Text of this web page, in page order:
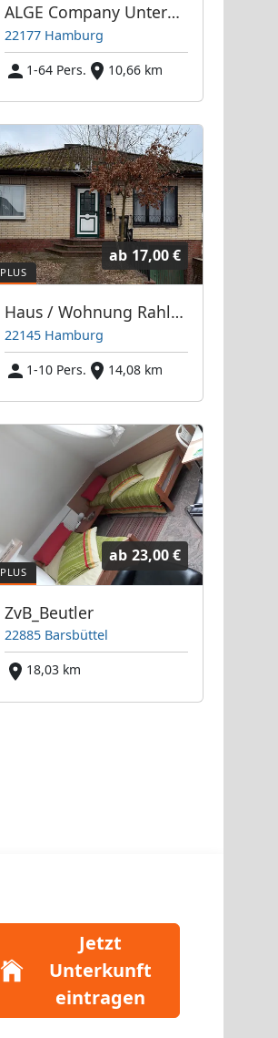
ALGE Company Unterkünfte in Hamburg und Umgebung
22177 Hamburg
1-64 Pers.
10,66 km
ab 17,00 €
Haus / Wohnung Rahlstedt
22145 Hamburg
1-10 Pers.
14,08 km
ab 23,00 €
ZvB_Beutler
22885 Barsbüttel
18,03 km
Jetzt
Unterkunft
eintragen